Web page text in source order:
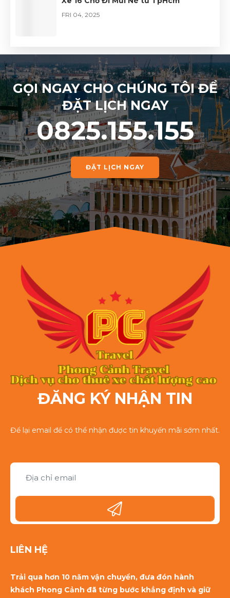
FRI 04, 2025
GỌI NGAY CHO CHÚNG TÔI ĐỂ
ĐẶT LỊCH NGAY
0825.155.155
ĐẶT LỊCH NGAY
ĐĂNG KÝ NHẬN TIN
Để lại email để có thể nhận được tin khuyến mãi sớm nhất.
LIÊN HỆ
Trải qua hơn 10 năm vận chuyển, đưa đón hành
khách Phong Cảnh đã từng bước khẳng định và giữ